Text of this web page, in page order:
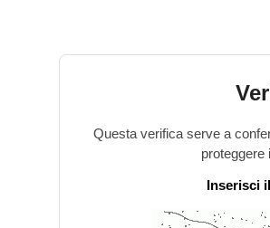
Questa verifica serve a
Inserisci